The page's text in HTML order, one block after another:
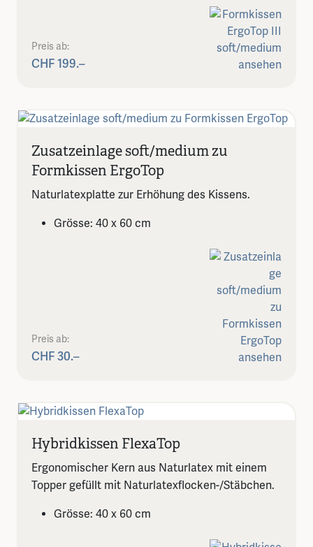
Preis ab:
CHF 199.–
Zusatzeinlage soft/medium zu
Formkissen ErgoTop
Naturlatexplatte zur Erhöhung des Kissens.
Grösse: 40 x 60 cm
Preis ab:
CHF 30.–
Hybridkissen FlexaTop
Ergonomischer Kern aus Naturlatex mit einem
Topper gefüllt mit Naturlatexflocken-/Stäbchen.
Grösse: 40 x 60 cm